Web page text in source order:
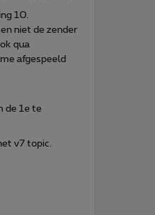
10.
niet de zender
qua
afgespeeld
de 1e te
v7 topic.